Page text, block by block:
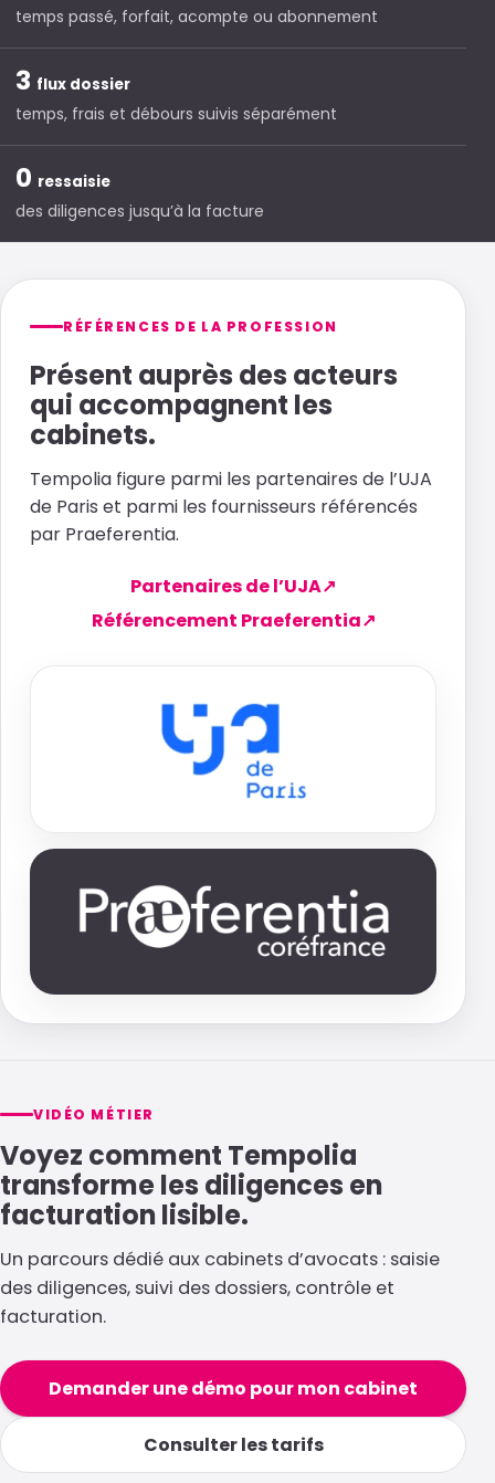
temps passé, forfait, acompte ou abonnement
3 flux dossier
temps, frais et débours suivis séparément
0 ressaisie
des diligences jusqu’à la facture
RÉFÉRENCES DE LA PROFESSION
Présent auprès des acteurs
qui accompagnent les
cabinets.
Tempolia figure parmi les partenaires de l’UJA
de Paris et parmi les fournisseurs référencés
par Praeferentia.
Partenaires de l’UJA↗
Référencement Praeferentia↗
VIDÉO MÉTIER
Voyez comment Tempolia
transforme les diligences en
facturation lisible.
Un parcours dédié aux cabinets d’avocats : saisie
des diligences, suivi des dossiers, contrôle et
facturation.
Demander une démo pour mon cabinet
Consulter les tarifs
Tempolia pour les avocats